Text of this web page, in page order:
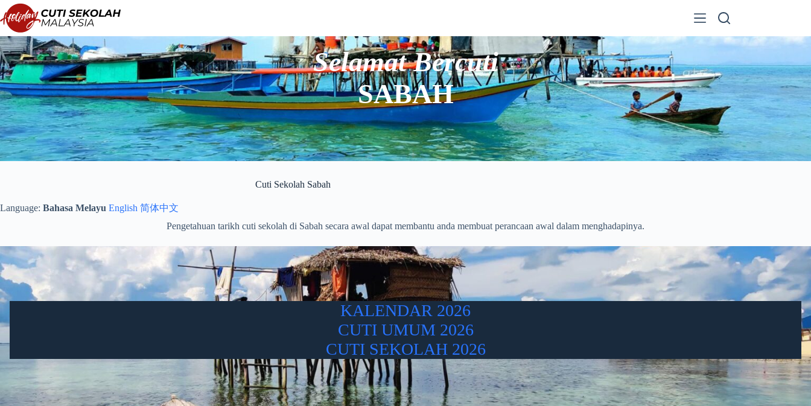
Langkau
ke
kandungan
Selamat Bercuti
SABAH
Cuti Sekolah Sabah
Language: Bahasa Melayu English 简体中文
Pengetahuan tarikh cuti sekolah di Sabah secara awal dapat membantu anda membuat perancaan awal dalam menghadapinya.
KALENDAR 2026
CUTI UMUM 2026
CUTI SEKOLAH 2026